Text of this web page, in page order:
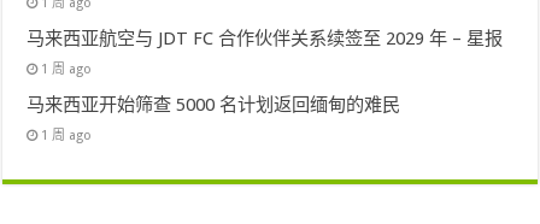
马来西亚航空与 JDT FC 合作伙伴关系续签至 2029 年 – 星报
1 周 ago
马来西亚开始筛查 5000 名计划返回缅甸的难民
1 周 ago